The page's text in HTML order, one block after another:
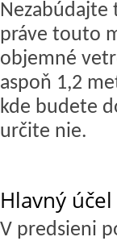
Nezabúdajte
práve touto
objemné
aspoň 1,2
kde budete
určite nie.
Hlavný
V predsieni